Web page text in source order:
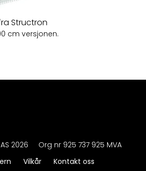
Structron
cm versjonen.
2026 Org nr 925 737 925 MVA
Vilkår Kontakt oss